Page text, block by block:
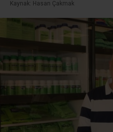
Kaynak: Hasan Çakmak